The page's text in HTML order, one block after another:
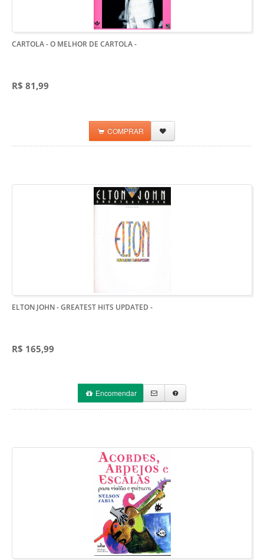
CARTOLA - O MELHOR DE CARTOLA-
R$ 81,99
COMPRAR
ELTON JOHN - GREATEST HITS UPDATED -
R$ 165,99
Encomendar